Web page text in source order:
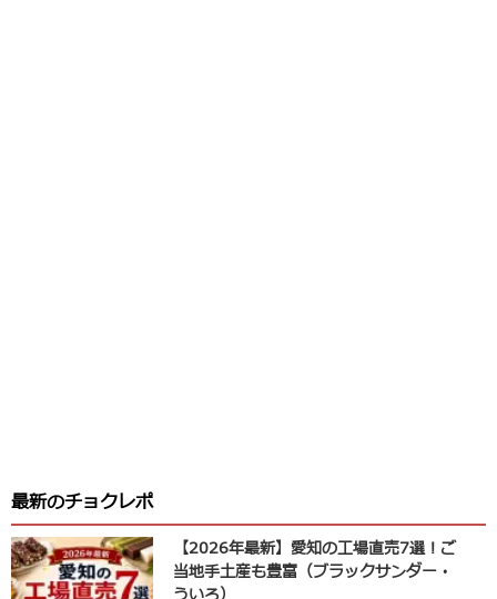
最新のチョクレポ
【2026年最新】愛知の工場直売7選！ご
当地手土産も豊富（ブラックサンダー・